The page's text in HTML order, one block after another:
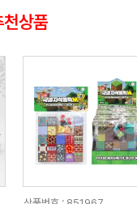
천상품